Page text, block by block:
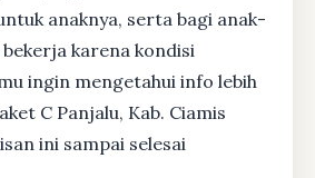
anaknya, serta bagi anak-
karena kondisi
ingin mengetahui info lebih
C Panjalu, Kab. Ciamis
ini sampai selesai